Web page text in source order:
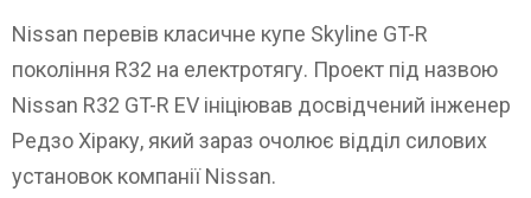
Nissan перевів класичне купе Skyline GT-R
покоління R32 на електротягу. Проект під назвою
Nissan R32 GT-R EV ініціював досвідчений інженер
Редзо Хіраку, який зараз очолює відділ силових
установок компанії Nissan.